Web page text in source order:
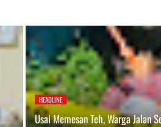
HEADLINE
Usai Memesan Teh, Warga Jalan